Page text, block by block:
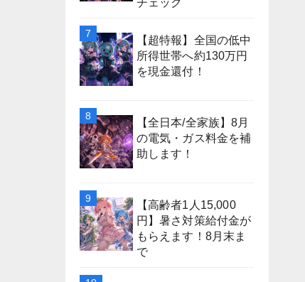
【超特報】全国の低中
所得世帯へ約130万円
を現金還付！
【全日本/全家族】8月
の電気・ガス料金を補
助します！
【高齢者1人15,000
円】暑さ対策給付金が
もらえます！8月末ま
で